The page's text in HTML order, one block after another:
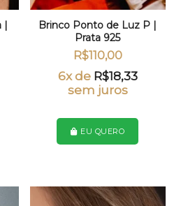
|
Brinco Ponto de Luz P |
Prata 925
R$110,00
6x de R$18,33
sem juros
EU QUERO